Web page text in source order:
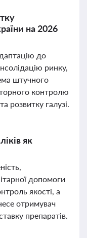
на 2026
до
ринку,
штучного
контролю
розвитку галузі.
як
допомоги
якості, а
отримувач
препаратів.